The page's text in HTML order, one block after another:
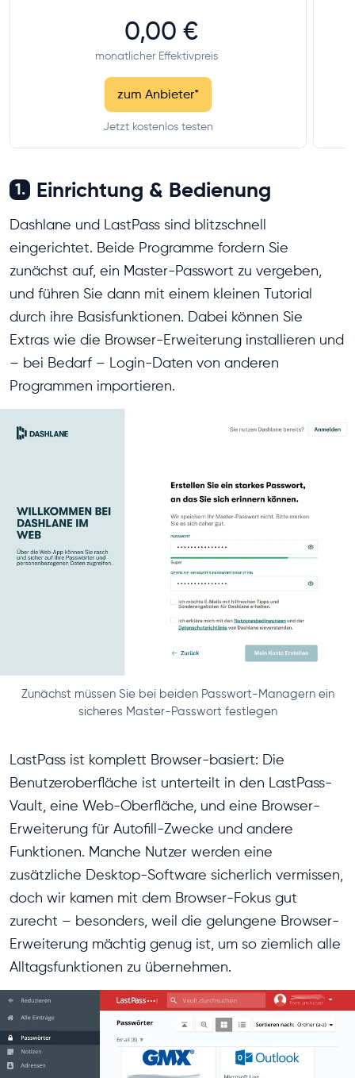
0,00 €
monatlicher Effektivpreis
zum Anbieter*
Jetzt kostenlos testen
1. Einrichtung & Bedienung
Dashlane und LastPass sind blitzschnell
eingerichtet. Beide Programme fordern Sie
zunächst auf, ein Master-Passwort zu vergeben,
und führen Sie dann mit einem kleinen Tutorial
durch ihre Basisfunktionen. Dabei können Sie
Extras wie die Browser-Erweiterung installieren und
– bei Bedarf – Login-Daten von anderen
Programmen importieren.
Zunächst müssen Sie bei beiden Passwort-Managern ein
sicheres Master-Passwort festlegen
LastPass ist komplett Browser-basiert: Die
Benutzeroberfläche ist unterteilt in den LastPass-
Vault, eine Web-Oberfläche, und eine Browser-
Erweiterung für Autofill-Zwecke und andere
Funktionen. Manche Nutzer werden eine
zusätzliche Desktop-Software sicherlich vermissen,
doch wir kamen mit dem Browser-Fokus gut
zurecht – besonders, weil die gelungene Browser-
Erweiterung mächtig genug ist, um so ziemlich alle
Alltagsfunktionen zu übernehmen.